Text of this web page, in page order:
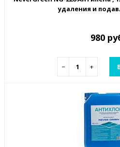
удаления и
980
− +